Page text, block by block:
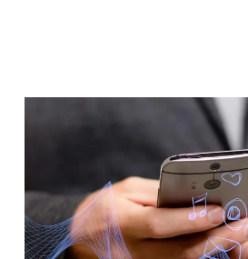
oportuna y accesible, así
asistencia en caso de
transporte y, en
circunstancias, a
de anulación o largos